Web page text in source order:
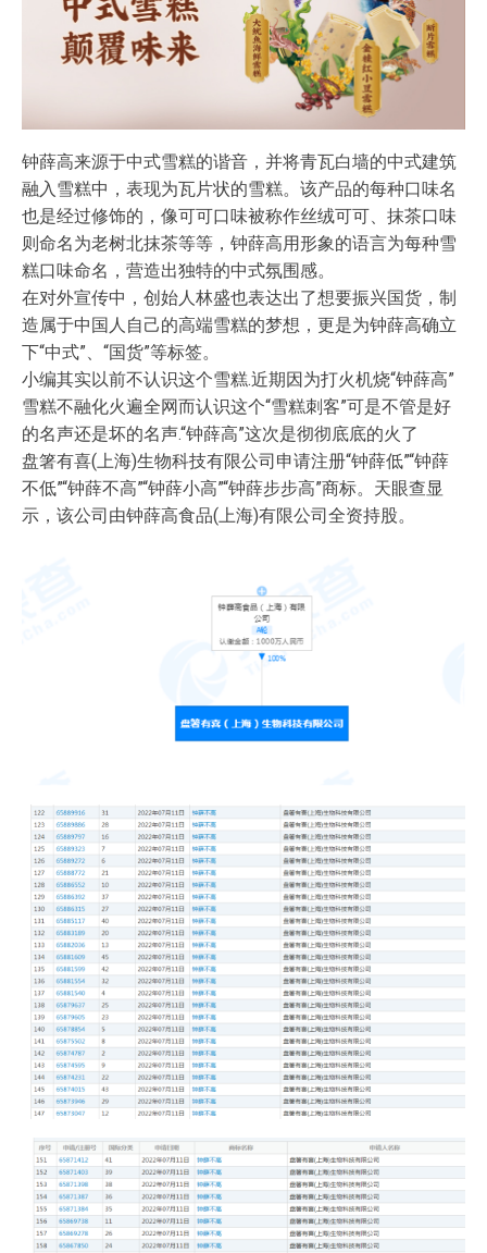
钟薛高来源于中式雪糕的谐音，并将青瓦白墙的中式建筑
融入雪糕中，表现为瓦片状的雪糕。该产品的每种口味名
也是经过修饰的，像可可口味被称作丝绒可可、抹茶口味
则命名为老树北抹茶等等，钟薛高用形象的语言为每种雪
糕口味命名，营造出独特的中式氛围感。
在对外宣传中，创始人林盛也表达出了想要振兴国货，制
造属于中国人自己的高端雪糕的梦想，更是为钟薛高确立
下“中式”、“国货”等标签。
小编其实以前不认识这个雪糕.近期因为打火机烧“钟薛高”
雪糕不融化火遍全网而认识这个“雪糕刺客”可是不管是好
的名声还是坏的名声.“钟薛高”这次是彻彻底底的火了
盘箸有喜(上海)生物科技有限公司申请注册“钟薛低”“钟薛
不低”“钟薛不高”“钟薛小高”“钟薛步步高”商标。天眼查显
示，该公司由钟薛高食品(上海)有限公司全资持股。